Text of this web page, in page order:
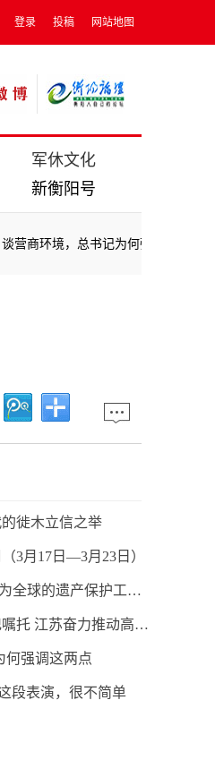
登录 投稿 网站地图
军休文化
新衡阳号
，总书记为何强调这两点
徙木立信之举
3月17日—3月23日）
【讲习所·美美与共】“中国为全球的遗产保护工作树立了榜样”
【新思想引领新征程】牢记嘱托 江苏奋力推动高质量发展
何强调这两点
段表演，很不简单